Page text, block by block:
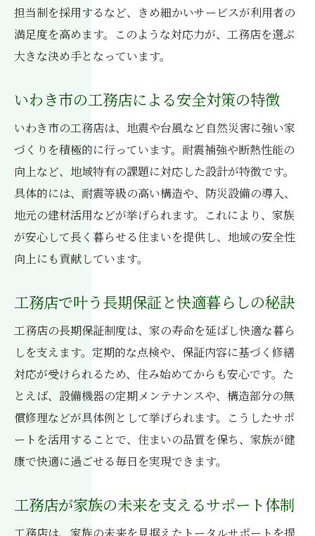
担当制を採用するなど、きめ細かいサービスが利用者の
満足度を高めます。このような対応力が、工務店を選ぶ
大きな決め手となっています。
いわき市の工務店による安全対策の特徴
いわき市の工務店は、地震や台風など自然災害に強い家
づくりを積極的に行っています。耐震補強や断熱性能の
向上など、地域特有の課題に対応した設計が特徴です。
具体的には、耐震等級の高い構造や、防災設備の導入、
地元の建材活用などが挙げられます。これにより、家族
が安心して長く暮らせる住まいを提供し、地域の安全性
向上にも貢献しています。
工務店で叶う長期保証と快適暮らしの秘訣
工務店の長期保証制度は、家の寿命を延ばし快適な暮ら
しを支えます。定期的な点検や、保証内容に基づく修繕
対応が受けられるため、住み始めてからも安心です。た
とえば、設備機器の定期メンテナンスや、構造部分の無
償修理などが具体例として挙げられます。こうしたサポ
ートを活用することで、住まいの品質を保ち、家族が健
康で快適に過ごせる毎日を実現できます。
工務店が家族の未来を支えるサポート体制